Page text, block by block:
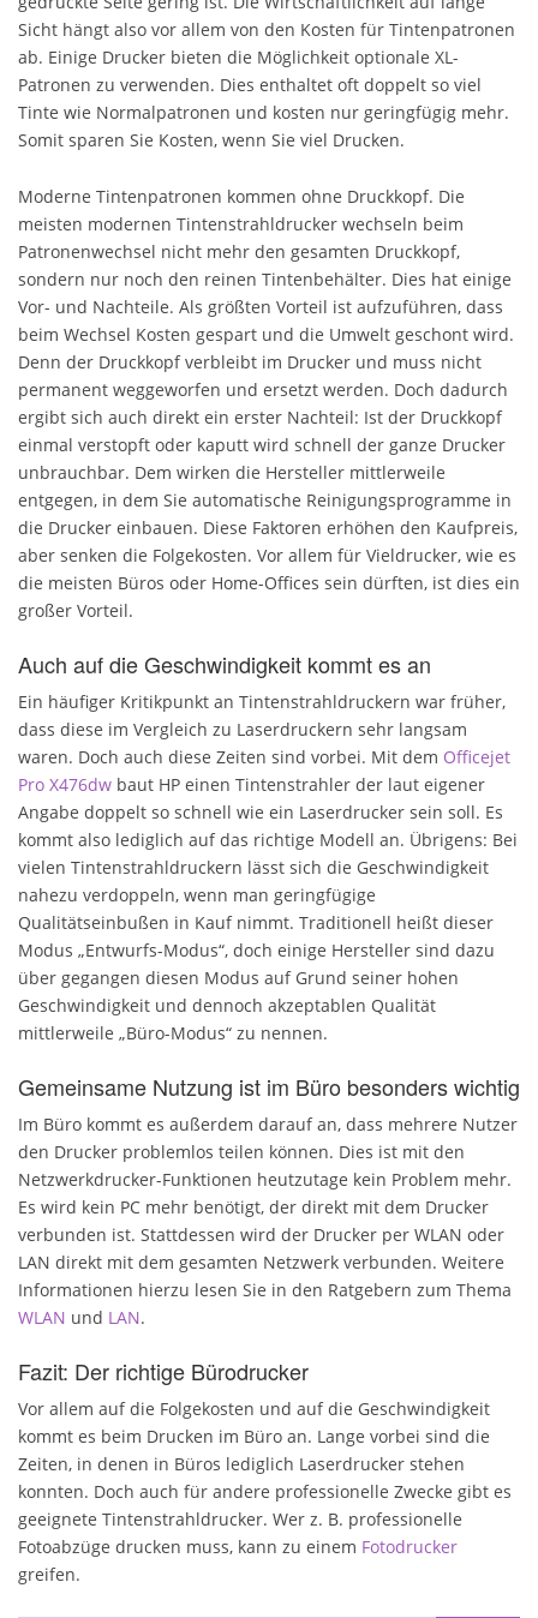
Sicht hängt also vor allem von den Kosten für Tintenpatronen
ab. Einige Drucker bieten die Möglichkeit optionale XL-
Patronen zu verwenden. Dies enthaltet oft doppelt so viel
Tinte wie Normalpatronen und kosten nur geringfügig mehr.
Somit sparen Sie Kosten, wenn Sie viel Drucken.
Moderne Tintenpatronen kommen ohne Druckkopf. Die
meisten modernen Tintenstrahldrucker wechseln beim
Patronenwechsel nicht mehr den gesamten Druckkopf,
sondern nur noch den reinen Tintenbehälter. Dies hat einige
Vor- und Nachteile. Als größten Vorteil ist aufzuführen, dass
beim Wechsel Kosten gespart und die Umwelt geschont wird.
Denn der Druckkopf verbleibt im Drucker und muss nicht
permanent weggeworfen und ersetzt werden. Doch dadurch
ergibt sich auch direkt ein erster Nachteil: Ist der Druckkopf
einmal verstopft oder kaputt wird schnell der ganze Drucker
unbrauchbar. Dem wirken die Hersteller mittlerweile
entgegen, in dem Sie automatische Reinigungsprogramme in
die Drucker einbauen. Diese Faktoren erhöhen den Kaufpreis,
aber senken die Folgekosten. Vor allem für Vieldrucker, wie es
die meisten Büros oder Home-Offices sein dürften, ist dies ein
großer Vorteil.
Auch auf die Geschwindigkeit kommt es an
Ein häufiger Kritikpunkt an Tintenstrahldruckern war früher,
dass diese im Vergleich zu Laserdruckern sehr langsam
waren. Doch auch diese Zeiten sind vorbei. Mit dem Officejet
Pro X476dw baut HP einen Tintenstrahler der laut eigener
Angabe doppelt so schnell wie ein Laserdrucker sein soll. Es
kommt also lediglich auf das richtige Modell an. Übrigens: Bei
vielen Tintenstrahldruckern lässt sich die Geschwindigkeit
nahezu verdoppeln, wenn man geringfügige
Qualitätseinbußen in Kauf nimmt. Traditionell heißt dieser
Modus „Entwurfs-Modus“, doch einige Hersteller sind dazu
über gegangen diesen Modus auf Grund seiner hohen
Geschwindigkeit und dennoch akzeptablen Qualität
mittlerweile „Büro-Modus“ zu nennen.
Gemeinsame Nutzung ist im Büro besonders wichtig
Im Büro kommt es außerdem darauf an, dass mehrere Nutzer
den Drucker problemlos teilen können. Dies ist mit den
Netzwerkdrucker-Funktionen heutzutage kein Problem mehr.
Es wird kein PC mehr benötigt, der direkt mit dem Drucker
verbunden ist. Stattdessen wird der Drucker per WLAN oder
LAN direkt mit dem gesamten Netzwerk verbunden. Weitere
Informationen hierzu lesen Sie in den Ratgebern zum Thema
WLAN und LAN.
Fazit: Der richtige Bürodrucker
Vor allem auf die Folgekosten und auf die Geschwindigkeit
kommt es beim Drucken im Büro an. Lange vorbei sind die
Zeiten, in denen in Büros lediglich Laserdrucker stehen
konnten. Doch auch für andere professionelle Zwecke gibt es
geeignete Tintenstrahldrucker. Wer z. B. professionelle
Fotoabzüge drucken muss, kann zu einem Fotodrucker
greifen.